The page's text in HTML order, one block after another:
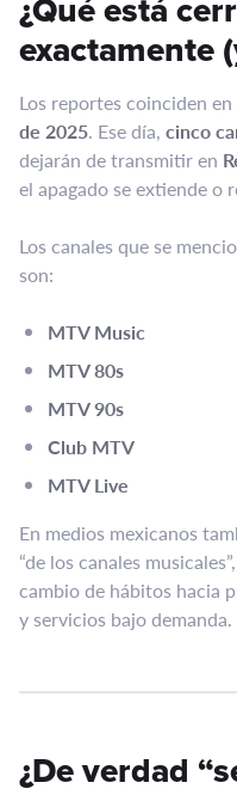
exactamente
Los reportes coinciden
de 2025. Ese día, cinco
dejarán de transmitir en
el apagado se extiende o
Los canales que se
son:
MTV Music
MTV 80s
MTV 90s
Club MTV
MTV Live
En medios mexicanos
“de los canales
cambio de hábitos hacia
y servicios bajo demanda.
¿De verdad